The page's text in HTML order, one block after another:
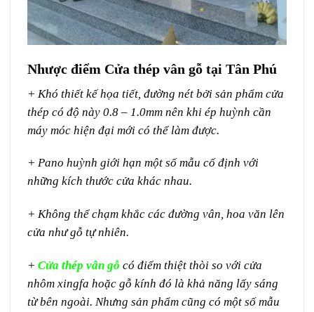
Nhược điểm Cửa thép vân gỗ tại Tân Phú
+ Khó thiết kế họa tiết, đường nét bởi sản phẩm cửa
thép có độ này 0.8 – 1.0mm nên khi ép huỳnh cần
máy móc hiện đại mới có thể làm được.
+ Pano huỳnh giới hạn một số mẫu cố định với
những kích thước cửa khác nhau.
+ Không thể chạm khắc các đường vân, hoa văn lên
cửa như gỗ tự nhiên.
+ Cửa thép vân gỗ có điểm thiệt thòi so với cửa
nhôm xingfa hoặc gỗ kính đó là khả năng lấy sáng
từ bên ngoài. Nhưng sản phẩm cũng có một số mẫu